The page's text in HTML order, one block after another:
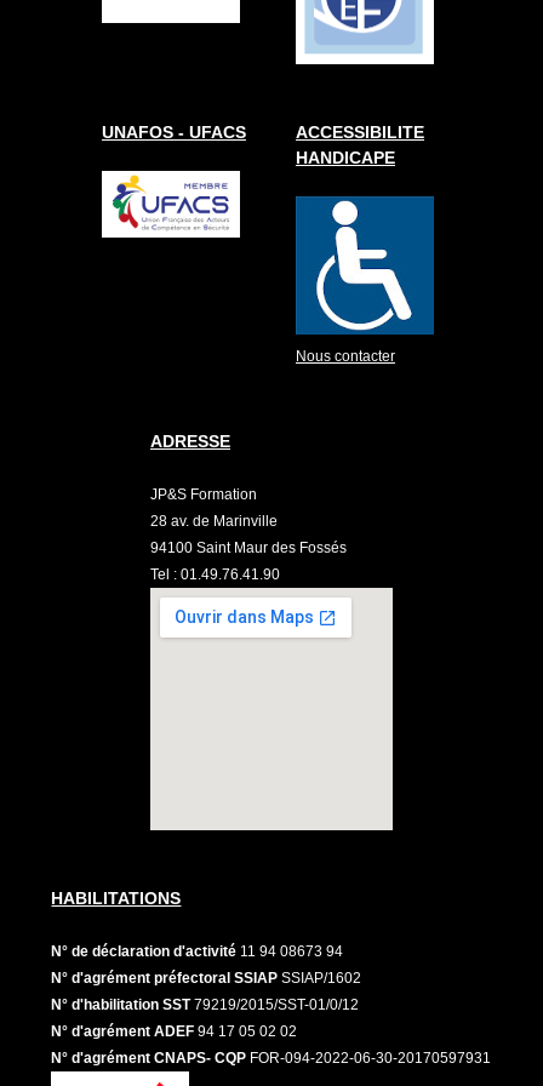
UNAFOS - UFACS
ACCESSIBILITE
HANDICAPE
Nous contacter
ADRESSE
JP&S Formation
28 av. de Marinville
94100 Saint Maur des Fossés
Tel : 01.49.76.41.90
HABILITATIONS
N° de déclaration d'activité 11 94 08673 94
N° d'agrément préfectoral SSIAP SSIAP/1602
N° d'habilitation SST79219/2015/SST-01/0/12
N° d'agrément ADEF 94 17 05 02 02
N° d'agrément CNAPS- CQP FOR-094-2022-06-30-20170597931